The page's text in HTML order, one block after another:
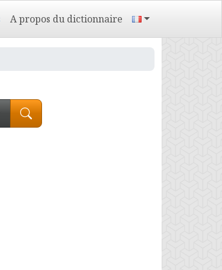
A propos du dictionnaire